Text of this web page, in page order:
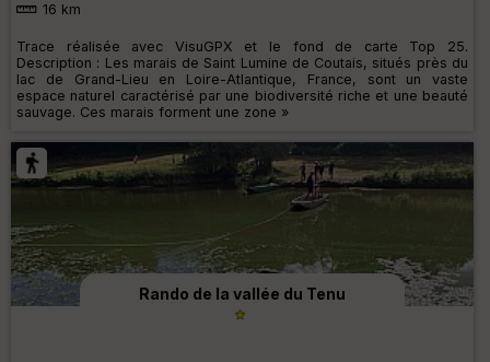
16 km
Trace réalisée avec VisuGPX et le fond de carte Top 25.
Description : Les marais de Saint Lumine de Coutais, situés près du
lac de Grand-Lieu en Loire-Atlantique, France, sont un vaste
espace naturel caractérisé par une biodiversité riche et une beauté
sauvage. Ces marais forment une zone »
Rando de la vallée du Tenu